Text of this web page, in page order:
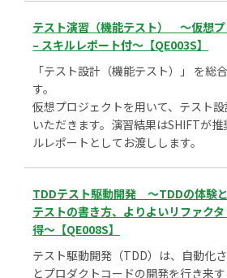
テスト演習（機能テスト） ～仮想
– スキルレポート付～【QE003S】
「テスト設計（機能テスト）」 を総
す。
仮想プロジェクトを用いて、テスト
いただきます。演習結果はSHIFTが
ルレポートとしてお渡しします。
TDDテスト駆動開発 ～TDDの体験
テストの書き方、よりよいリファク
得～【QE008S】
テスト駆動開発（TDD）は、自動化
とプロダクトコードの開発を行き来